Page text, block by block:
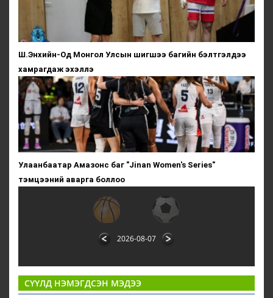
Ш.Энхийн-Од Монгол Улсын шигшээ багийн бэлтгэлдээ
хамрагдаж эхэллэ
Улаанбаатар Амазонс баг "Jinan Women's Series"
тэмцээний аварга боллоо
2026-08-07
СҮҮЛД НЭМЭГДСЭН МЭДЭЭ